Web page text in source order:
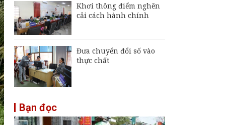
Khơi thông điểm nghẽn
cải cách hành chính
Đưa chuyển đổi số vào
thực chất
Bạn đọc